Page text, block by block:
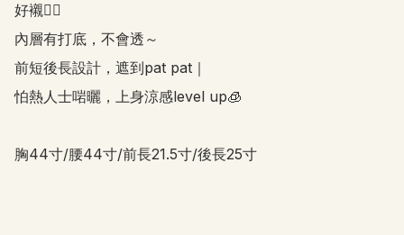
好襯👍🏻
內層有打底，不會透～
前短後長設計，遮到pat pat｜
怕熱人士啱曬，上身涼感level up🧊
胸44寸/腰44寸/前長21.5寸/後長25寸